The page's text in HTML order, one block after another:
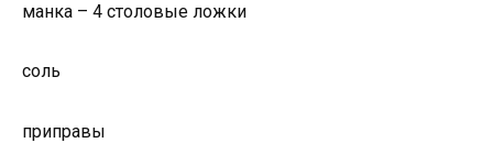
манка – 4 столовые ложки
соль
приправы